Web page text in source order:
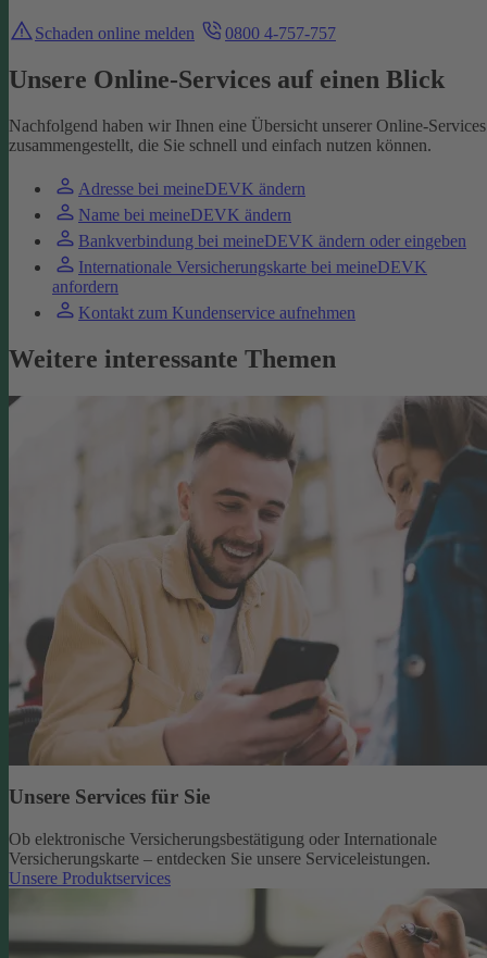
Schaden online melden 0800 4-757-757
Unsere Online-Services auf einen Blick
Nachfolgend haben wir Ihnen eine Übersicht unserer Online-Services
zusammengestellt, die Sie schnell und einfach nutzen können.
Adresse bei meineDEVK ändern
Name bei meineDEVK ändern
Bankverbindung bei meineDEVK ändern oder eingeben
Internationale Versicherungskarte bei meineDEVK
anfordern
Kontakt zum Kundenservice aufnehmen
Weitere interessante Themen
Unsere Services für Sie
Ob elektronische Versicherungsbestätigung oder Internationale
Versicherungskarte – entdecken Sie unsere Serviceleistungen.
Unsere Produktservices